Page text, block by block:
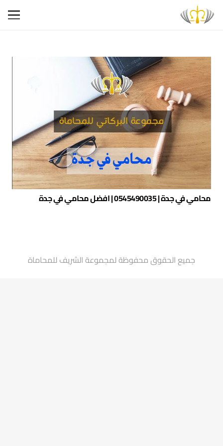
محامي في جدة | 0545490035 | افضل محامي في جدة
جميع الحقوق محفوظة لمجموعة الشريف للمحاماة